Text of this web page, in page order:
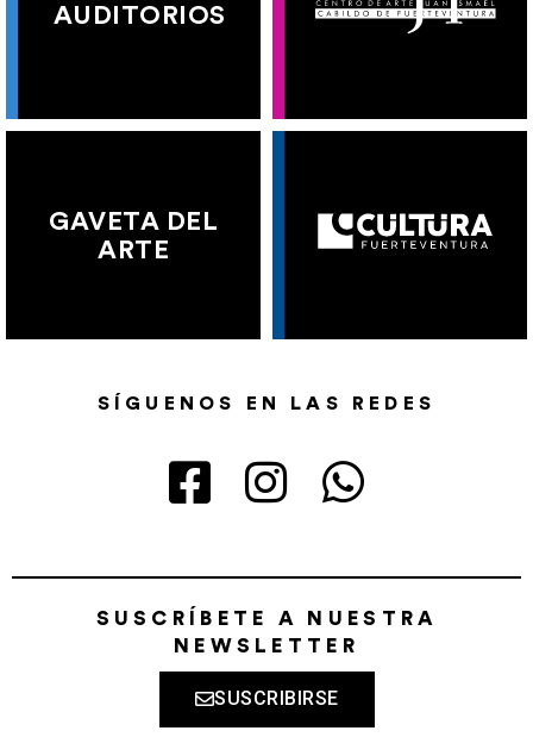
AUDITORIOS
GAVETA DEL
ARTE
SÍGUENOS EN LAS REDES
SUSCRÍBETE A NUESTRA
NEWSLETTER
SUSCRIBIRSE